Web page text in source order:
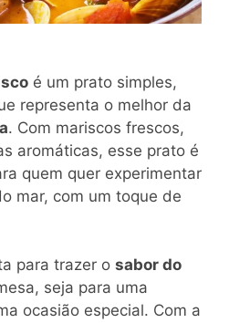
é um prato simples,
representa o melhor da
. Com mariscos frescos,
aromáticas, esse prato é
quem quer experimentar
mar, com um toque de
para trazer o sabor do
seja para uma
ocasião especial. Com a